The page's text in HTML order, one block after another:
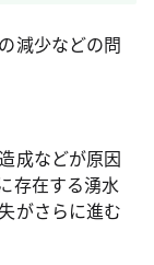
減少などの問
成などが原因
存在する湧水
がさらに進む